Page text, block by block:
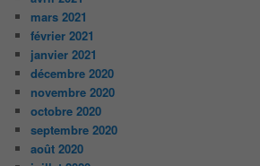
mars 2021
février 2021
janvier 2021
décembre 2020
novembre 2020
octobre 2020
septembre 2020
août 2020